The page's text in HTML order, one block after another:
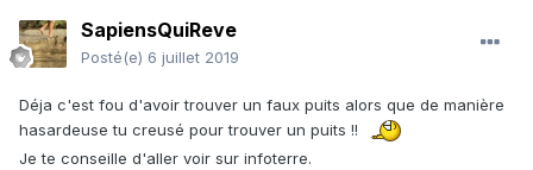
SapiensQuiReve
Posté(e) 6 juillet 2019
Déja c'est fou d'avoir trouver un faux puits alors que de manière
hasardeuse tu creusé pour trouver un puits !!
Je te conseille d'aller voir sur infoterre.